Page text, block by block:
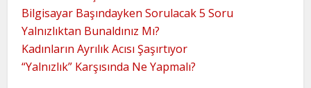
Bilgisayar Başındayken Sorulacak 5 Soru
Yalnızlıktan Bunaldınız Mı?
Kadınların Ayrılık Acısı Şaşırtıyor
“Yalnızlık” Karşısında Ne Yapmalı?